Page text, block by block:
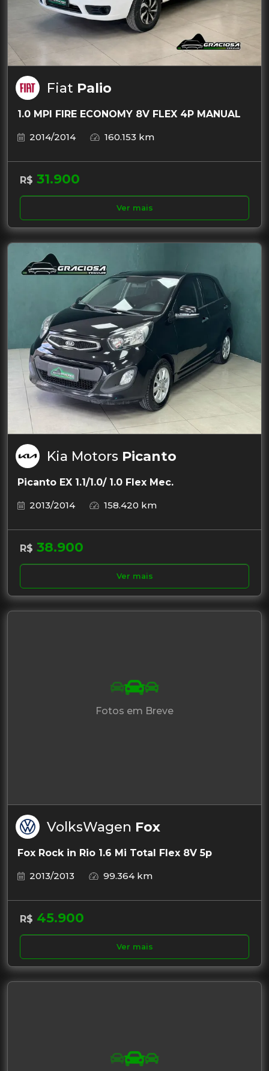
Fiat Palio
1.0 MPI FIRE ECONOMY 8V FLEX 4P MANUAL
2014/2014
160.153 km
R$ 31.900
Ver mais
Kia Motors Picanto
Picanto EX 1.1/1.0/ 1.0 Flex Mec.
2013/2014
158.420 km
R$ 38.900
Ver mais
Fotos em Breve
VolksWagen Fox
Fox Rock in Rio 1.6 Mi Total Flex 8V 5p
2013/2013
99.364 km
R$ 45.900
Ver mais